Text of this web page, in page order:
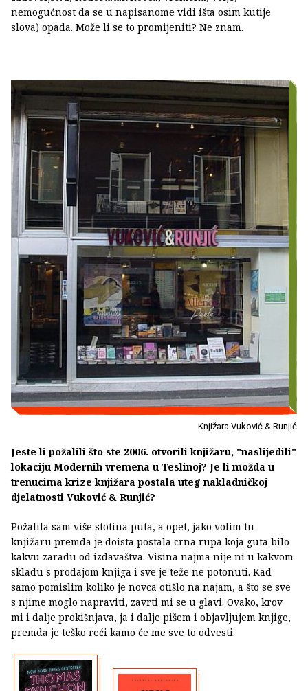
nemogućnost da se u napisanome vidi išta osim kutije
slova) opada. Može li se to promijeniti? Ne znam.
Knjižara Vuković & Runjić
Jeste li požalili što ste 2006. otvorili knjižaru, "naslijedili"
lokaciju Modernih vremena u Teslinoj? Je li možda u
trenucima krize knjižara postala uteg nakladničkoj
djelatnosti Vuković & Runjić?
Požalila sam više stotina puta, a opet, jako volim tu
knjižaru premda je doista postala crna rupa koja guta bilo
kakvu zaradu od izdavaštva. Visina najma nije ni u kakvom
skladu s prodajom knjiga i sve je teže ne potonuti. Kad
samo pomislim koliko je novca otišlo na najam, a što se sve
s njime moglo napraviti, zavrti mi se u glavi. Ovako, krov
mi i dalje prokišnjava, ja i dalje pišem i objavljujem knjige,
premda je teško reći kamo će me sve to odvesti.